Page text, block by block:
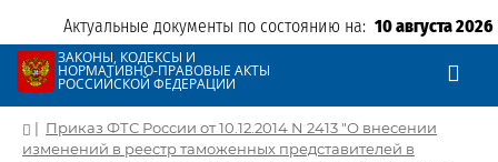
Актуальные документы по состоянию на: 10 августа 2026
ЗАКОНЫ, КОДЕКСЫ И
НОРМАТИВНО-ПРАВОВЫЕ АКТЫ
РОССИЙСКОЙ ФЕДЕРАЦИИ
| Приказ ФТС России от 10.12.2014 N 2413 "О внесении
изменений в реестр таможенных представителей в